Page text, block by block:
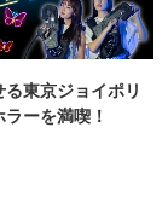
東京ジョイポリ
ーを満喫！